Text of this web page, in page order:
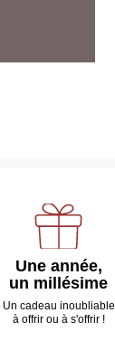
Une année,
un millésime
Un cadeau inoubliable
à offrir ou à s'offrir !